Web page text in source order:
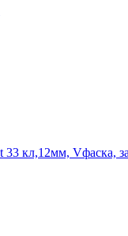
33 кл,12мм, Vфаска,